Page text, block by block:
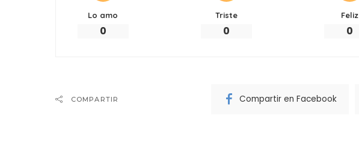
Lo amo
0
Triste
0
Feliz
0
COMPARTIR Compartir en Facebook